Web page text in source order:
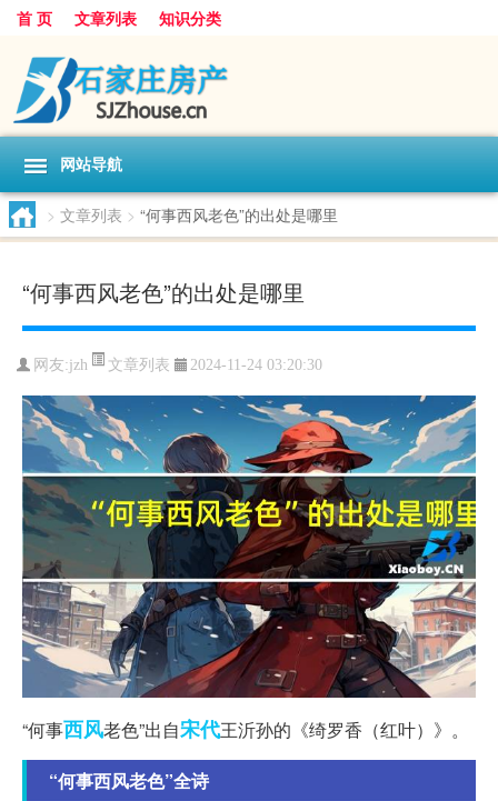
首 页 文章列表 知识分类
网站导航
> 文章列表 > “何事西风老色”的出处是哪里
“何事西风老色”的出处是哪里
网友:jzh 文章列表 2024-11-24 03:20:30
“何事西风老色”出自宋代王沂孙的《绮罗香（红叶）》。
“何事西风老色”全诗